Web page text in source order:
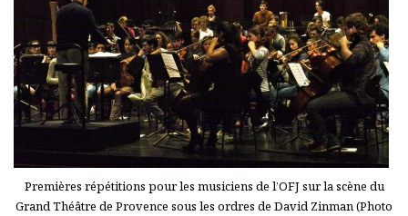
Premières répétitions pour les musiciens de l’OFJ sur la scène du
Grand Théâtre de Provence sous les ordres de David Zinman (Photo